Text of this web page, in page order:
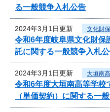
る一般競争入札公告
2024年3月1日更新 文化財
令和6年度岐阜県文化財保
託に関する一般競争入札
2024年3月1日更新 大垣南
令和6年度大垣南高等学校
（単価契約）に関する一